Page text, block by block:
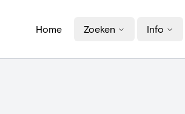
Home Zoeken Info